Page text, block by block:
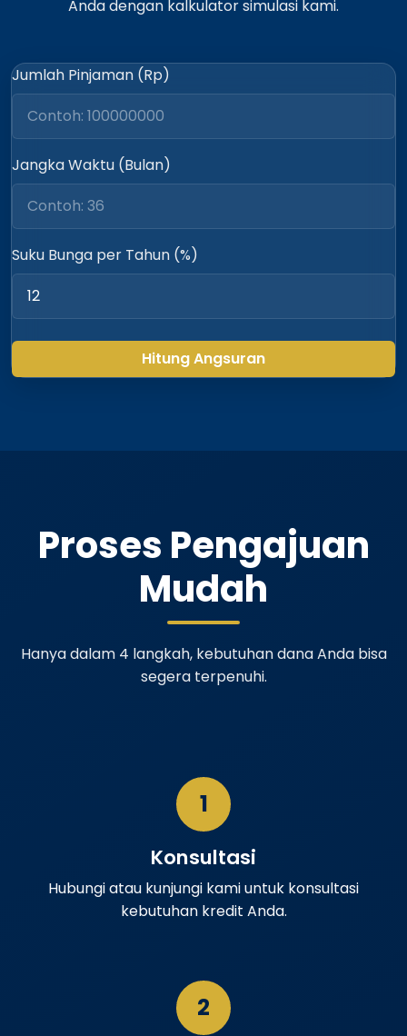
Anda dengan kalkulator simulasi kami.
Jumlah Pinjaman (Rp)
Jangka Waktu (Bulan)
Suku Bunga per Tahun (%)
Hitung Angsuran
Proses Pengajuan
Mudah
Hanya dalam 4 langkah, kebutuhan dana Anda bisa
segera terpenuhi.
1
Konsultasi
Hubungi atau kunjungi kami untuk konsultasi
kebutuhan kredit Anda.
2